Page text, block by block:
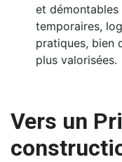
et démontables
temporaires,
pratiques, bien
plus valorisées.
Vers un